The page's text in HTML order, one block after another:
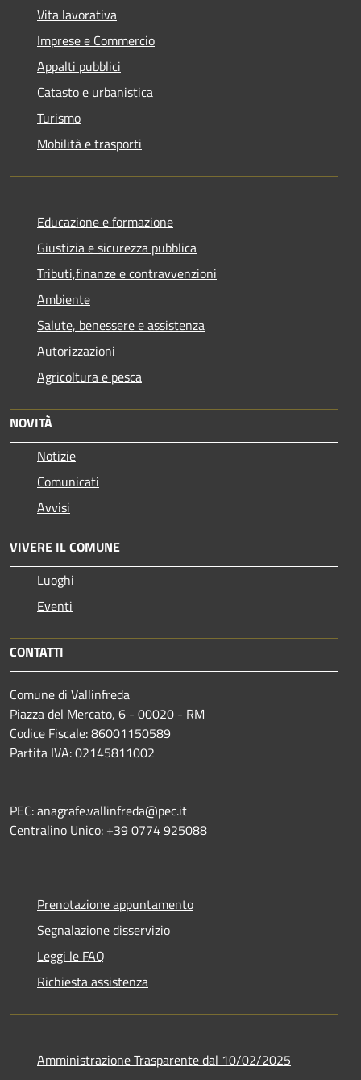
Vita lavorativa
Imprese e Commercio
Appalti pubblici
Catasto e urbanistica
Turismo
Mobilità e trasporti
Educazione e formazione
Giustizia e sicurezza pubblica
Tributi,finanze e contravvenzioni
Ambiente
Salute, benessere e assistenza
Autorizzazioni
Agricoltura e pesca
NOVITÀ
Notizie
Comunicati
Avvisi
VIVERE IL COMUNE
Luoghi
Eventi
CONTATTI
Comune di Vallinfreda
Piazza del Mercato, 6 - 00020 - RM
Codice Fiscale: 86001150589
Partita IVA: 02145811002
PEC: anagrafe.vallinfreda@pec.it
Centralino Unico: +39 0774 925088
Prenotazione appuntamento
Segnalazione disservizio
Leggi le FAQ
Richiesta assistenza
Amministrazione Trasparente dal 10/02/2025